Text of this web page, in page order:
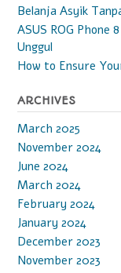
Belanja Asyik
ASUS ROG
Unggul
How to Ensure
ARCHIVES
March 2025
November 2024
June 2024
March 2024
February 2024
January 2024
December 2023
November 2023